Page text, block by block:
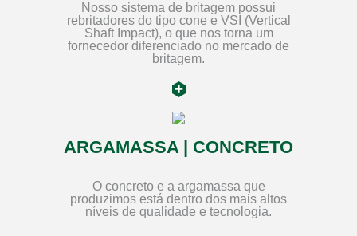
Nosso sistema de britagem possui
rebritadores do tipo cone e VSI (Vertical
Shaft Impact), o que nos torna um
fornecedor diferenciado no mercado de
britagem.
ARGAMASSA | CONCRETO
O concreto e a argamassa que
produzimos está dentro dos mais altos
níveis de qualidade e tecnologia.